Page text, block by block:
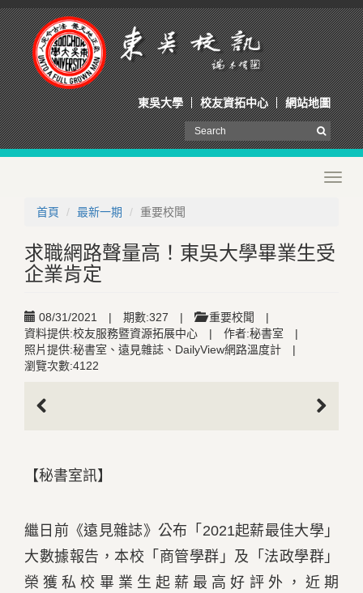
東吳大學 校友資拓中心 網站地圖
首頁
最新一期 重要校聞
求職網路聲量高！東吳大學畢業生受
企業肯定
08/31/2021 | 期數:327 | 重要校聞
|
資料提供:校友服務暨資源拓展中心
| 作者:秘書室
|
照片提供:秘書室、遠見雜誌、DailyView網路溫度計
|
瀏覽次數:4122
【秘書室訊】
繼日前《遠見雜誌》公布「2021起薪最佳大學」
大數據報告，本校「商管學群」及「法政學群」
榮獲私校畢業生起薪最高好評外，近期